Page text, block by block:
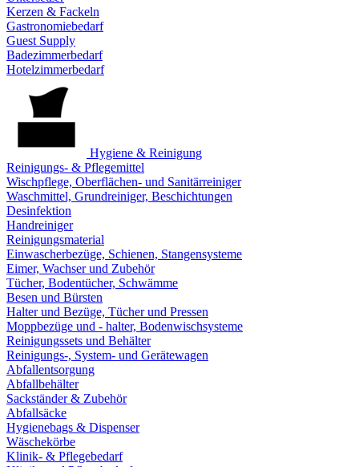
Kerzen & Fackeln
Gastronomiebedarf
Guest Supply
Badezimmerbedarf
Hotelzimmerbedarf
Hygiene & Reinigung
Reinigungs- & Pflegemittel
Wischpflege, Oberflächen- und Sanitärreiniger
Waschmittel, Grundreiniger, Beschichtungen
Desinfektion
Handreiniger
Reinigungsmaterial
Einwascherbezüge, Schienen, Stangensysteme
Eimer, Wachser und Zubehör
Tücher, Bodentücher, Schwämme
Besen und Bürsten
Halter und Bezüge, Tücher und Pressen
Moppbezüge und - halter, Bodenwischsysteme
Reinigungssets und Behälter
Reinigungs-, System- und Gerätewagen
Abfallentsorgung
Abfallbehälter
Sackständer & Zubehör
Abfallsäcke
Hygienebags & Dispenser
Wäschekörbe
Klinik- & Pflegebedarf